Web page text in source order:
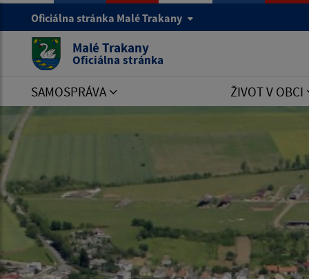
Oficiálna stránka Malé Trakany
Malé Trakany
Oficiálna stránka
SAMOSPRÁVA ŽIVOT V OBCI